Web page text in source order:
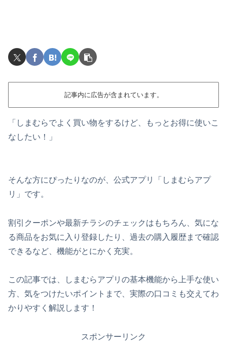
記事内に広告が含まれています。
「しまむらでよく買い物をするけど、もっとお得に使いこ
なしたい！」
そんな方にぴったりなのが、公式アプリ「しまむらアプ
リ」です。
割引クーポンや最新チラシのチェックはもちろん、気にな
る商品をお気に入り登録したり、過去の購入履歴まで確認
できるなど、機能がとにかく充実。
この記事では、しまむらアプリの基本機能から上手な使い
方、気をつけたいポイントまで、実際の口コミも交えてわ
かりやすく解説します！
スポンサーリンク